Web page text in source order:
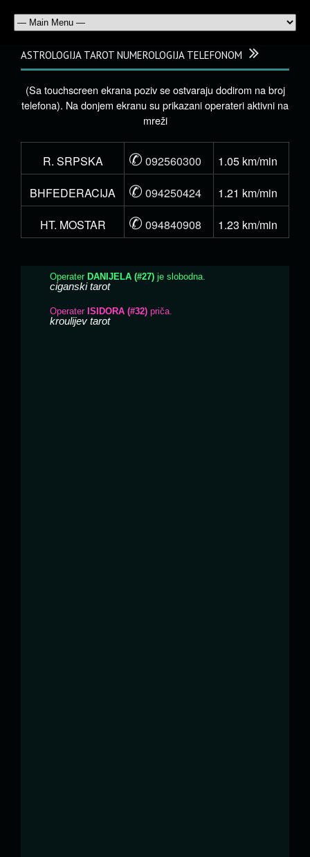
ASTROLOGIJA TAROT NUMEROLOGIJA TELEFONOM
(Sa touchscreen ekrana poziv se ostvaraju dodirom na broj
telefona). Na donjem ekranu su prikazani operateri aktivni na
mreži
R. SRPSKA ✆ 092560300
1.05 km/min
BHFEDERACIJA
✆ 094250424
1.21 km/min
HT. MOSTAR
✆ 094840908 1.23 km/min